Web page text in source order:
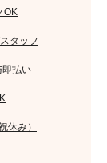
OK
タッフ
即払い
休み）